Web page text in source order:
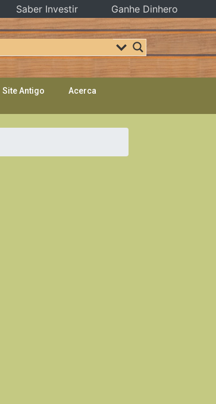
Site Antigo Acerca
Saber Investir Ganhe Dinhero